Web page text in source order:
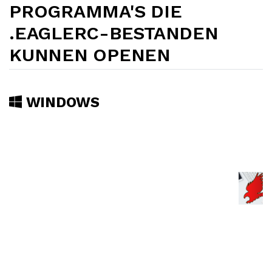
PROGRAMMA'S DIE
.EAGLERC-BESTANDEN
KUNNEN OPENEN
WINDOWS